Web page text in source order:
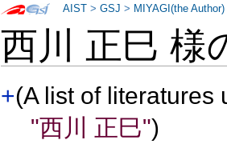
西川 正巳 様
+(A list of literatures
"西川 正巳")
AIST >GSJ > MIYAGI(the Author)